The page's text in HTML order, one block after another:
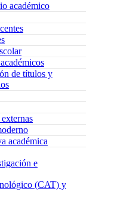
académico
de títulos y
académica
e
(CAT) y